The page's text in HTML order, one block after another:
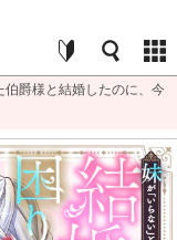
爵様と結婚したのに、今